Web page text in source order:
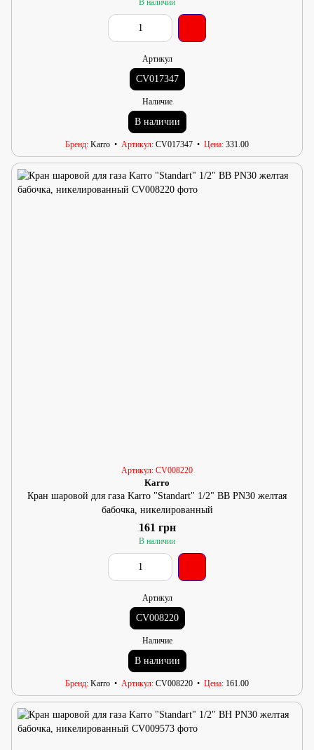
В наличии
Артикул
CV017347
Наличие
В наличии
Бренд Karro Артикул CV017347 Цена 331.00
Артикул: CV008220
Karro
Кран шаровой для газа Karro "Standart" 1/2" ВВ PN30 желтая
бабочка, никелированный
161 грн
В наличии
Артикул
CV008220
Наличие
В наличии
Бренд Karro Артикул CV008220 Цена 161.00